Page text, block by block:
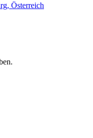
Österreich